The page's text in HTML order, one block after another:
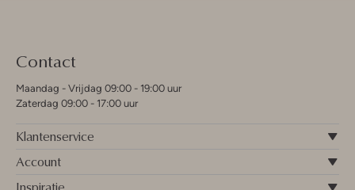
Contact
Maandag - Vrijdag 09:00 - 19:00 uur
Zaterdag 09:00 - 17:00 uur
Klantenservice
Account